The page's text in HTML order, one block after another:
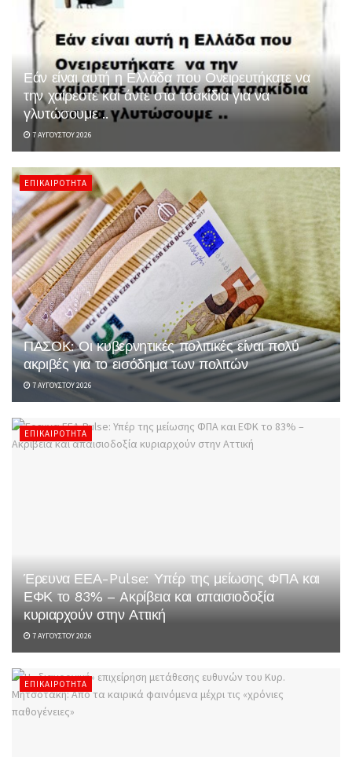
Εάν είναι αυτή η Ελλάδα που Ονειρευτήκατε να
την χαίρεστε και άντε στα τσακίδια για να
γλυτώσουμε ..
7 ΑΥΓΟΎΣΤΟΥ 2026
ΕΠΙΚΑΙΡΌΤΗΤΑ
ΠΑΣΟΚ: Οι κυβερνητικές πολιτικές είναι πολύ
ακριβές για το εισόδημα των πολιτών
7 ΑΥΓΟΎΣΤΟΥ 2026
ΕΠΙΚΑΙΡΌΤΗΤΑ
Έρευνα ΕΕΑ-Pulse: Υπέρ της μείωσης ΦΠΑ και
ΕΦΚ το 83% – Aκρίβεια και απαισιοδοξία
κυριαρχούν στην Αττική
7 ΑΥΓΟΎΣΤΟΥ 2026
ΕΠΙΚΑΙΡΌΤΗΤΑ